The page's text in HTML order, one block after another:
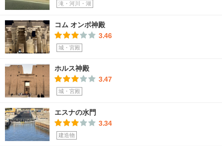
滝・河川・湖
コム オンボ神殿
3.46
城・宮殿
ホルス神殿
3.47
城・宮殿
エスナの水門
3.34
建造物